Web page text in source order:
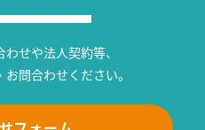
せや法人契約等、
問合わせください。